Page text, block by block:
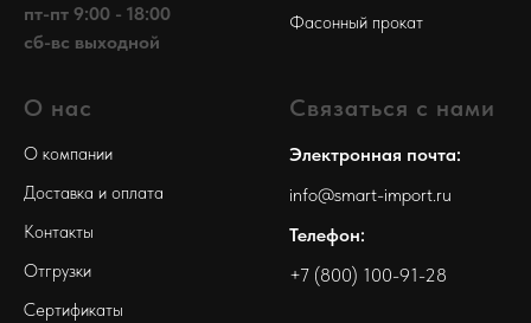
пт-пт 9:00 - 18:00
сб-вс выходной
Фасонный прокат
О нас
О компании
Доставка и оплата
Контакты
Отгрузки
Сертификаты
Связаться с нами
Электронная почта:
info@smart-import.ru
Телефон:
+7 (800) 100-91-28